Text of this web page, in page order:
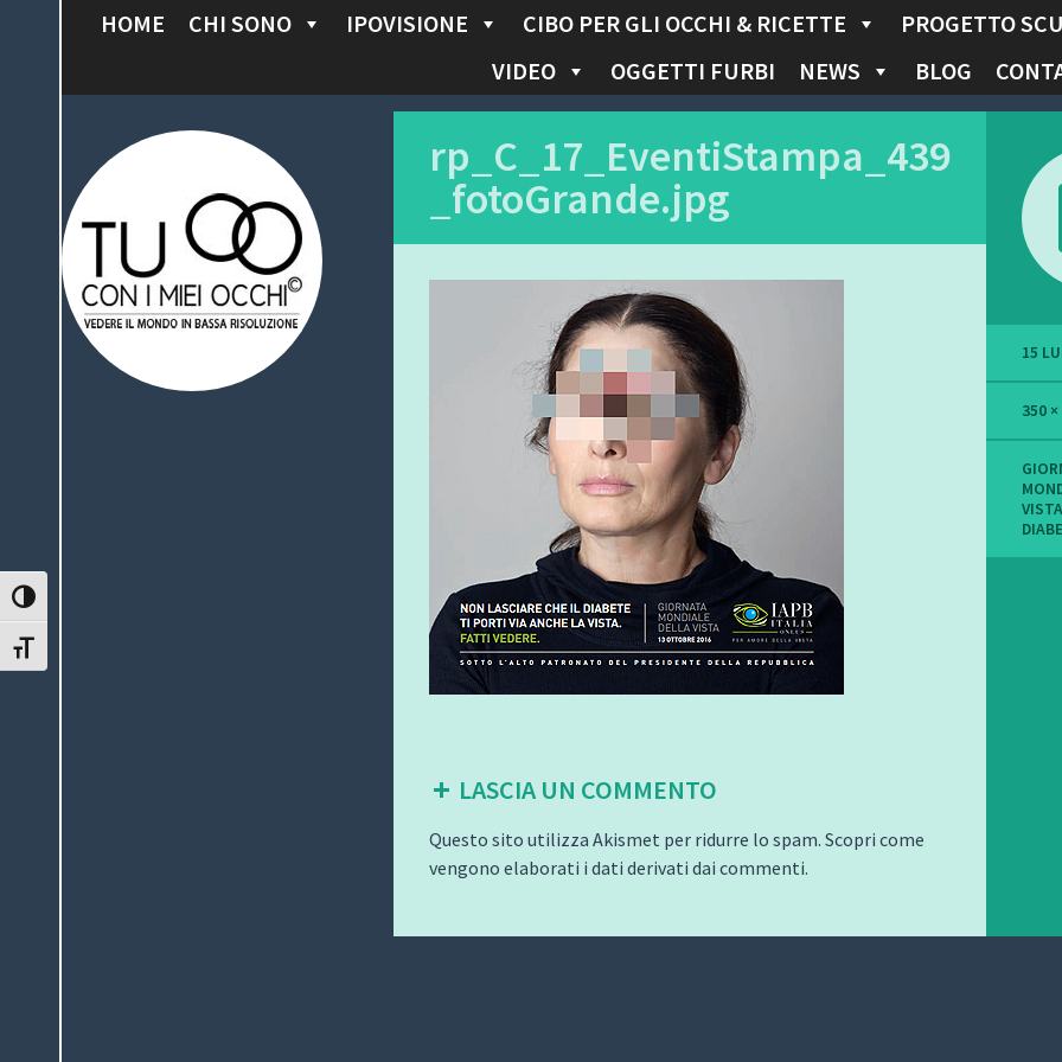
ATTIVA/DISATTIVA ALTO CONTRASTO
ATTIVA/DISATTIVA DIMENSIONE TESTO
I
C
O
N
T
HOME CHI SONO IPOVISIONE CIBO PER GLI OCCHI & RICETTE PROGETTO
VIDEO
OGGETTI FURBI NEWS BLOG
Tu con i miei
occhi
rp_C_17_EventiStampa_439
_fotoGrande.jpg
LASCIA UN COMMENTO
Questo sito utilizza Akismet per ridurre lo spam. Scopri come
vengono elaborati i dati derivati dai commenti.
15
350